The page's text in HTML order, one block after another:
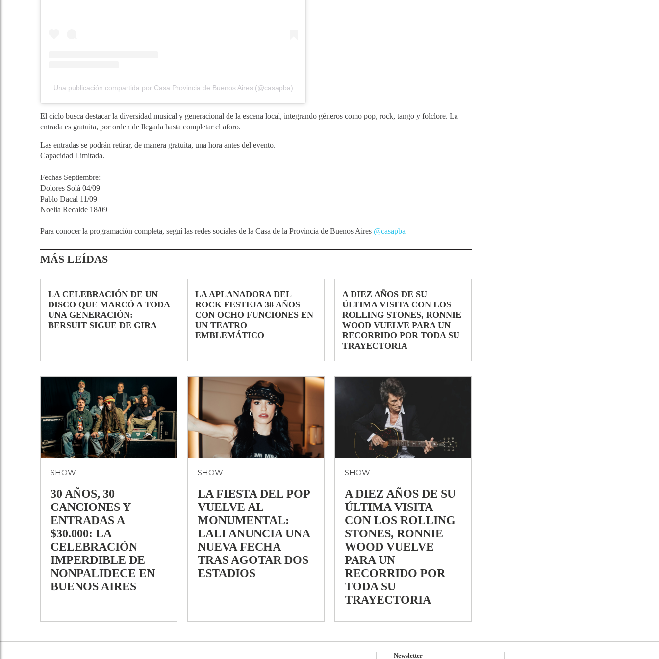
Una publicación compartida por Casa Provincia de Buenos Aires (@casapba)
El ciclo busca destacar la diversidad musical y generacional de la escena local, integrando géneros como pop, rock, tango y folclore. La
entrada es gratuita, por orden de llegada hasta completar el aforo.
Las entradas se podrán retirar, de manera gratuita, una hora antes del evento.
Capacidad Limitada.
Fechas Septiembre:
Dolores Solá 04/09
Pablo Dacal 11/09
Noelia Recalde 18/09
Para conocer la programación completa, seguí las redes sociales de la Casa de la Provincia de Buenos Aires @casapba
MÁS LEÍDAS
LA CELEBRACIÓN DE UN
DISCO QUE MARCÓ A TODA
UNA GENERACIÓN:
BERSUIT SIGUE DE GIRA
LA APLANADORA DEL
ROCK FESTEJA 38 AÑOS
CON OCHO FUNCIONES EN
UN TEATRO
EMBLEMÁTICO
A DIEZ AÑOS DE SU
ÚLTIMA VISITA CON LOS
ROLLING STONES, RONNIE
WOOD VUELVE PARA UN
RECORRIDO POR TODA SU
TRAYECTORIA
SHOW
30 AÑOS, 30
CANCIONES Y
ENTRADAS A
$30.000: LA
CELEBRACIÓN
IMPERDIBLE DE
NONPALIDECE EN
BUENOS AIRES
SHOW
LA FIESTA DEL POP
VUELVE AL
MONUMENTAL:
LALI ANUNCIA UNA
NUEVA FECHA
TRAS AGOTAR DOS
ESTADIOS
SHOW
A DIEZ AÑOS DE SU
ÚLTIMA VISITA
CON LOS ROLLING
STONES, RONNIE
WOOD VUELVE
PARA UN
RECORRIDO POR
TODA SU
TRAYECTORIA
Newsletter